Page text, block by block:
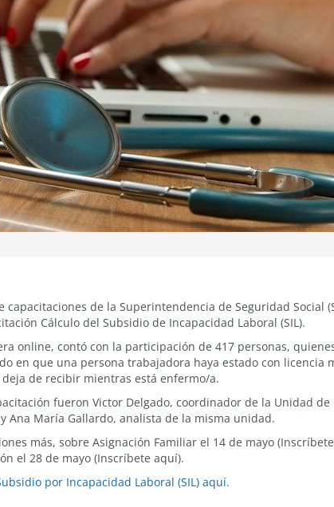
de la Superintendencia de Seguridad Social
Cálculo del Subsidio de Incapacidad Laboral (SIL).
online, contó con la participación de 417 personas,
en que una persona trabajadora haya estado con licencia
de recibir mientras está enfermo/a.
fueron Victor Delgado, coordinador de la Unidad de
Ana María Gallardo, analista de la misma unidad.
más, sobre Asignación Familiar el 14 de mayo
el 28 de mayo (Inscríbete aquí).
por Incapacidad Laboral (SIL) aquí.